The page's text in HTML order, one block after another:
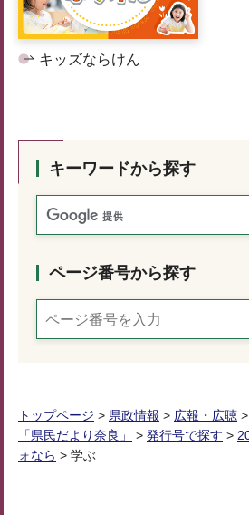
キッズならけん
キーワードから探す
ページ番号から探す
トップページ > 県政情報 > 広報・広聴 >
「県民だより奈良」
> 発行号で探す >
ォなら > 学ぶ